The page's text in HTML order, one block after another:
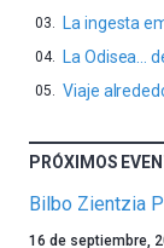
La ingesta
La Odisea…
Viaje
PRÓXIMOS
Bilbo Zientzia
Un
16 de septiembre,